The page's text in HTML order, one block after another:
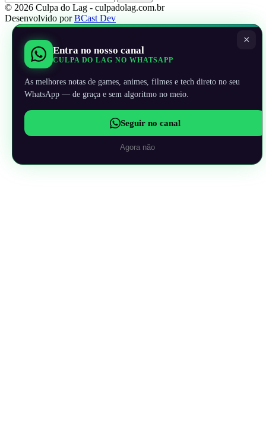
© 2026 Culpa do Lag - culpadolag.com.br
Desenvolvido porBCast Dev
×
Entra no nosso canal
CULPA DO LAG NO WHATSAPP
As melhores notas de games, animes, filmes e tech direto no seu
WhatsApp — de graça e sem algoritmo no meio.
Seguir no canal
Agora não